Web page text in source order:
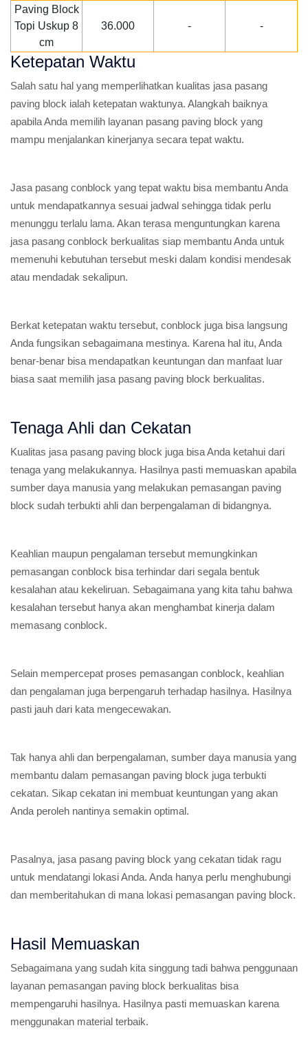
Paving Block
Topi Uskup 8
cm
36.000 - -
Ketepatan Waktu
Salah satu hal yang memperlihatkan kualitas jasa pasang
paving block ialah ketepatan waktunya. Alangkah baiknya
apabila Anda memilih layanan pasang paving block yang
mampu menjalankan kinerjanya secara tepat waktu.
Jasa pasang conblock yang tepat waktu bisa membantu Anda
untuk mendapatkannya sesuai jadwal sehingga tidak perlu
menunggu terlalu lama. Akan terasa menguntungkan karena
jasa pasang conblock berkualitas siap membantu Anda untuk
memenuhi kebutuhan tersebut meski dalam kondisi mendesak
atau mendadak sekalipun.
Berkat ketepatan waktu tersebut, conblock juga bisa langsung
Anda fungsikan sebagaimana mestinya. Karena hal itu, Anda
benar-benar bisa mendapatkan keuntungan dan manfaat luar
biasa saat memilih jasa pasang paving block berkualitas.
Tenaga Ahli dan Cekatan
Kualitas jasa pasang paving block juga bisa Anda ketahui dari
tenaga yang melakukannya. Hasilnya pasti memuaskan apabila
sumber daya manusia yang melakukan pemasangan paving
block sudah terbukti ahli dan berpengalaman di bidangnya.
Keahlian maupun pengalaman tersebut memungkinkan
pemasangan conblock bisa terhindar dari segala bentuk
kesalahan atau kekeliruan. Sebagaimana yang kita tahu bahwa
kesalahan tersebut hanya akan menghambat kinerja dalam
memasang conblock.
Selain mempercepat proses pemasangan conblock, keahlian
dan pengalaman juga berpengaruh terhadap hasilnya. Hasilnya
pasti jauh dari kata mengecewakan.
Tak hanya ahli dan berpengalaman, sumber daya manusia yang
membantu dalam pemasangan paving block juga terbukti
cekatan. Sikap cekatan ini membuat keuntungan yang akan
Anda peroleh nantinya semakin optimal.
Pasalnya, jasa pasang paving block yang cekatan tidak ragu
untuk mendatangi lokasi Anda. Anda hanya perlu menghubungi
dan memberitahukan di mana lokasi pemasangan paving block.
Hasil Memuaskan
Sebagaimana yang sudah kita singgung tadi bahwa penggunaan
layanan pemasangan paving block berkualitas bisa
mempengaruhi hasilnya. Hasilnya pasti memuaskan karena
menggunakan material terbaik.